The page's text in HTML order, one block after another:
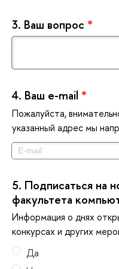
3. аш вопрос *
4. аш e-mail *
Пожалуйста,
указанный адрес мы
5. Подписаться на
факультета
Информация о днях
конкурсах и других
Да